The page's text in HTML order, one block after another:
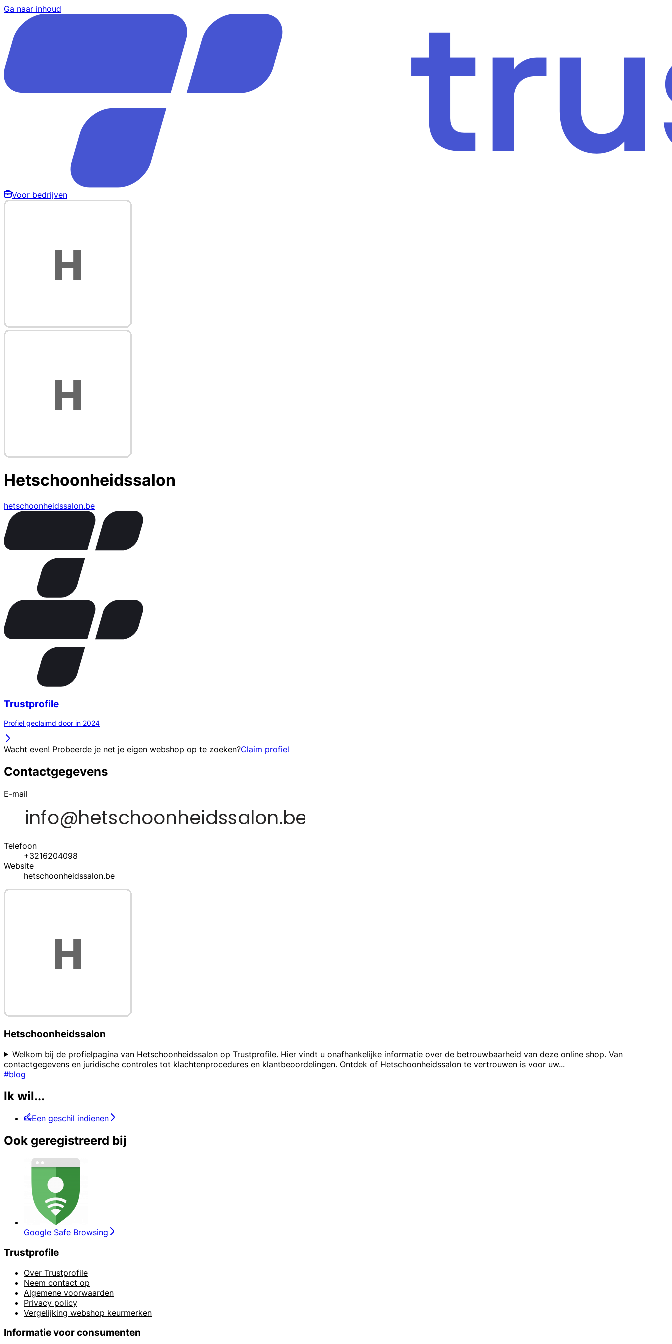
Ga naar inhoud
Voor bedrijven
Hetschoonheidssalon
hetschoonheidssalon.be
Trustprofile
Profiel geclaimd door in 2024
Wacht even! Probeerde je net je eigen webshop op te zoeken?Claim profiel
Contactgegevens
E-mail
Telefoon
+3216204098
Website
hetschoonheidssalon.be
Hetschoonheidssalon
Welkom bij de profielpagina van Hetschoonheidssalon op Trustprofile. Hier vindt u onafhankelijke informatie over de betrouwbaarheid van deze online shop. Van
contactgegevens en juridische controles tot klachtenprocedures en klantbeoordelingen. Ontdek of Hetschoonheidssalon te vertrouwen is voor uw...
#blog
Ik wil...
Een geschil indienen
Ook geregistreerd bij
Google Safe Browsing
Trustprofile
Over Trustprofile
Neem contact op
Algemene voorwaarden
Privacy policy
Vergelijking webshop keurmerken
Informatie voor consumenten